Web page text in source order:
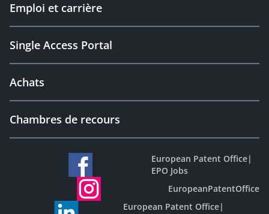
Emploi et carrière
Single Access Portal
Achats
Chambres de recours
European Patent Office|
EPO Jobs
EuropeanPatentOffice
European Patent Office|